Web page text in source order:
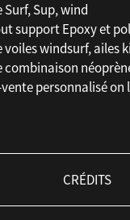
Sup, wind
support Epoxy et
voiles windsurf, ailes
combinaison
personnalisé on
CRÉDITS